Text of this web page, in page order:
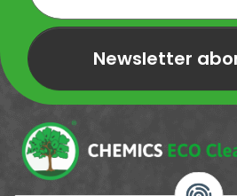
Newsletter
Newsletter Newsletter abonnieren